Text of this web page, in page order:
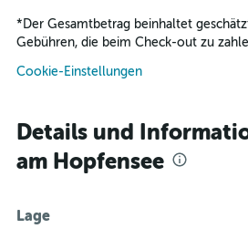
* Der Gesamtbetrag beinhaltet
Gebühren, die beim Check-out zu
Cookie-Einstellungen
Details und
am Hopfensee
Lage